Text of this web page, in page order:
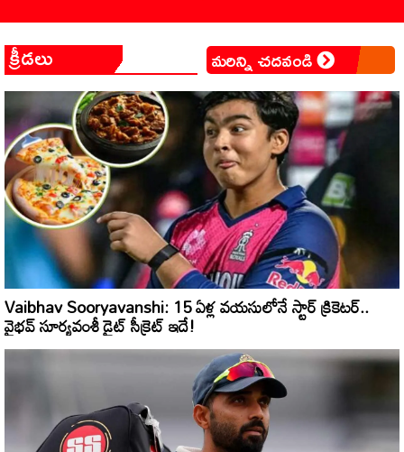
క్రీడలు మరిన్ని చదవండి
Vaibhav Sooryavanshi: 15 ఏళ్ల వయసులోనే స్టార్ క్రికెటర్..
వైభవ్ సూర్యవంశీ డైట్ సీక్రెట్ ఇదే!